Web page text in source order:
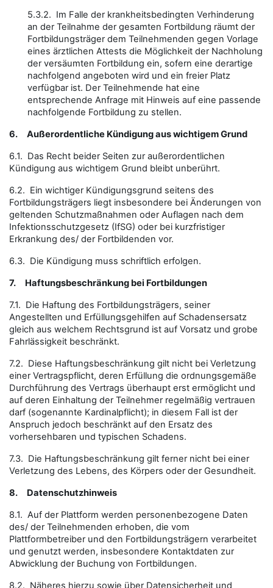
5.3.2. Im Falle der krankheitsbedingten Verhinderung
an der Teilnahme der gesamten Fortbildung räumt der
Fortbildungsträger dem Teilnehmenden gegen Vorlage
eines ärztlichen Attests die Möglichkeit der Nachholung
der versäumten Fortbildung ein, sofern eine derartige
nachfolgend angeboten wird und ein freier Platz
verfügbar ist. Der Teilnehmende hat eine
entsprechende Anfrage mit Hinweis auf eine passende
nachfolgende Fortbildung zu stellen.
6. Außerordentliche Kündigung aus wichtigem Grund
6.1. Das Recht beider Seiten zur außerordentlichen
Kündigung aus wichtigem Grund bleibt unberührt.
6.2. Ein wichtiger Kündigungsgrund seitens des
Fortbildungsträgers liegt insbesondere bei Änderungen von
geltenden Schutzmaßnahmen oder Auflagen nach dem
Infektionsschutzgesetz (IfSG) oder bei kurzfristiger
Erkrankung des/ der Fortbildenden vor.
6.3. Die Kündigung muss schriftlich erfolgen.
7. Haftungsbeschränkung bei Fortbildungen
7.1. Die Haftung des Fortbildungsträgers, seiner
Angestellten und Erfüllungsgehilfen auf Schadensersatz
gleich aus welchem Rechtsgrund ist auf Vorsatz und grobe
Fahrlässigkeit beschränkt.
7.2. Diese Haftungsbeschränkung gilt nicht bei Verletzung
einer Vertragspflicht, deren Erfüllung die ordnungsgemäße
Durchführung des Vertrags überhaupt erst ermöglicht und
auf deren Einhaltung der Teilnehmer regelmäßig vertrauen
darf (sogenannte Kardinalpflicht); in diesem Fall ist der
Anspruch jedoch beschränkt auf den Ersatz des
vorhersehbaren und typischen Schadens.
7.3. Die Haftungsbeschränkung gilt ferner nicht bei einer
Verletzung des Lebens, des Körpers oder der Gesundheit.
8. Datenschutzhinweis
8.1. Auf der Plattform werden personenbezogene Daten
des/ der Teilnehmenden erhoben, die vom
Plattformbetreiber und den Fortbildungsträgern verarbeitet
und genutzt werden, insbesondere Kontaktdaten zur
Abwicklung der Buchung von Fortbildungen.
8.2. Näheres hierzu sowie über Datensicherheit und